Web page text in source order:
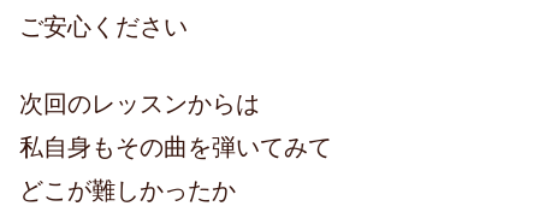
ご安心ください
次回のレッスンからは
私自身もその曲を弾いてみて
どこが難しかったか